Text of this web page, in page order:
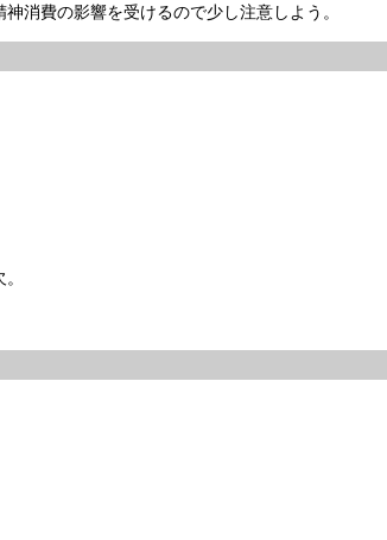
消費の影響を受けるので少し注意しよう。